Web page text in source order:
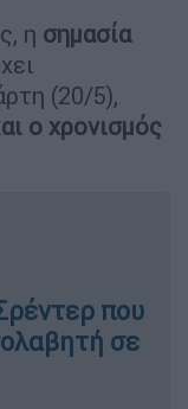
η σημασία
(20/5),
ο χρονισμός
που
σε